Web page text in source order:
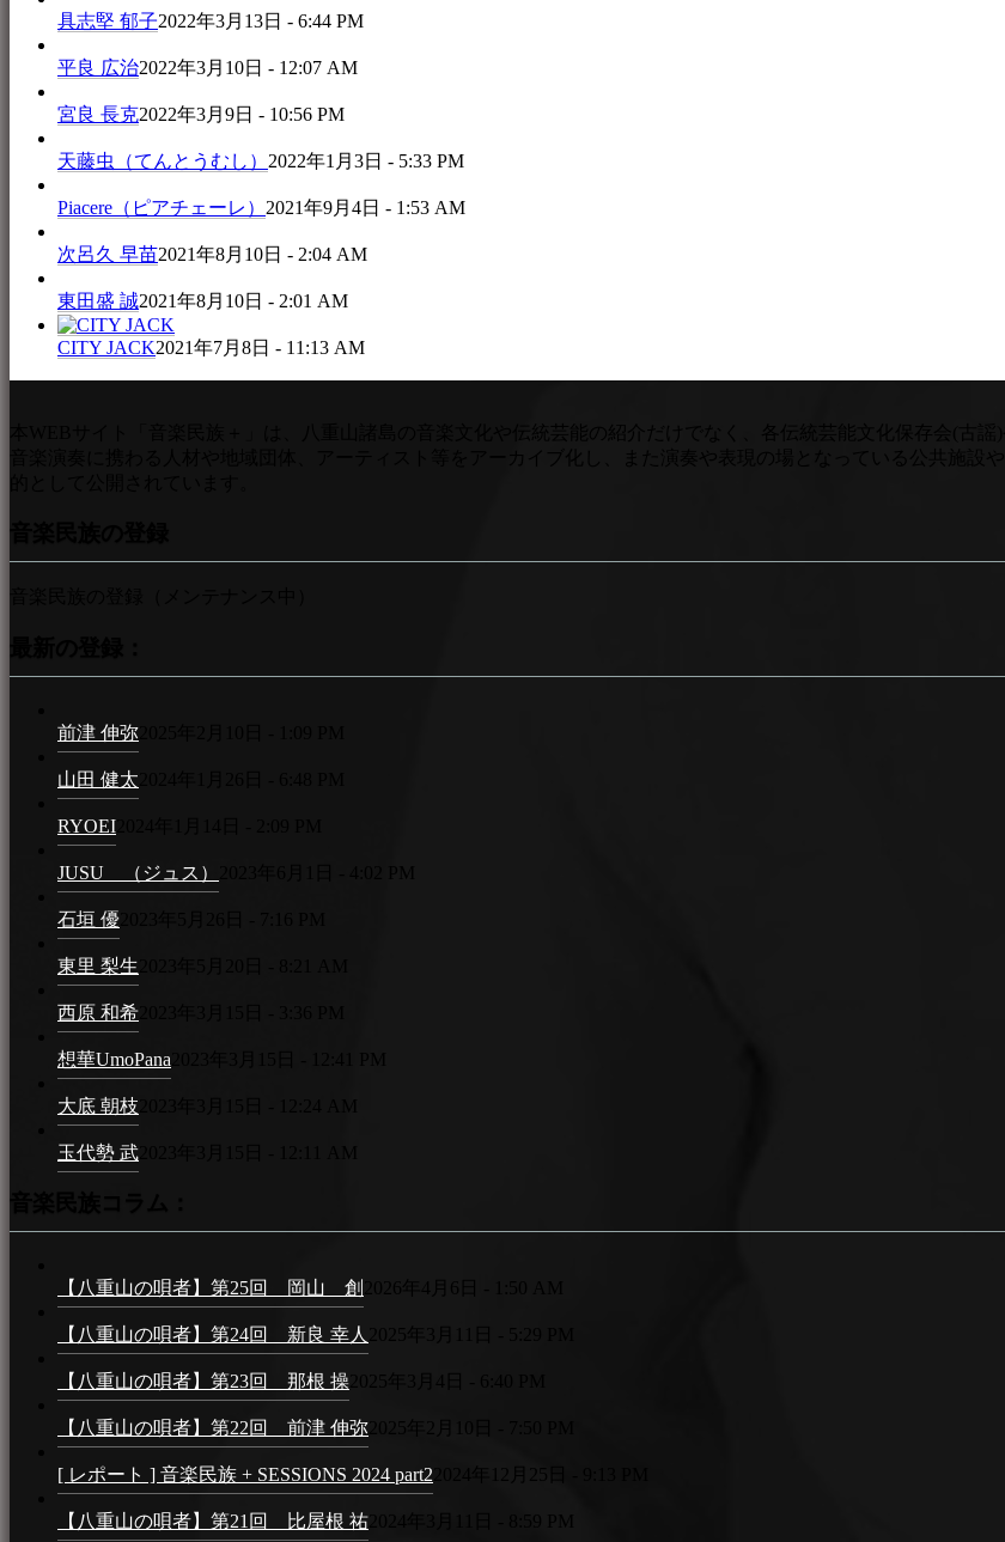
具志堅 郁子2022年3月13日 - 6:44 PM
平良 広治2022年3月10日 - 12:07 AM
宮良 長克2022年3月9日 - 10:56 PM
天藤虫（てんとうむし） 2022年1月3日 - 5:33 PM
Piacere（ピアチェーレ） 2021年9月4日 - 1:53 AM
次呂久 早苗2021年8月10日 - 2:04 AM
東田盛 誠2021年8月10日 - 2:01 AM
CITY JACK2021年7月8日 - 11:13 AM
前津 伸弥
山田 健太
RYOEI
JUSU （ジュス）
石垣 優
東里 梨生
西原 和希
想華UmoPana
大底 朝枝
玉代勢 武
【八重山の唄者】第25回 岡山 創
【八重山の唄者】第24回 新良 幸人
【八重山の唄者】第23回 那根 操
【八重山の唄者】第22回 前津 伸弥
[ レポート ] 音楽民族 + SESSIONS 2024 part2
【八重山の唄者】第21回 比屋根 祐